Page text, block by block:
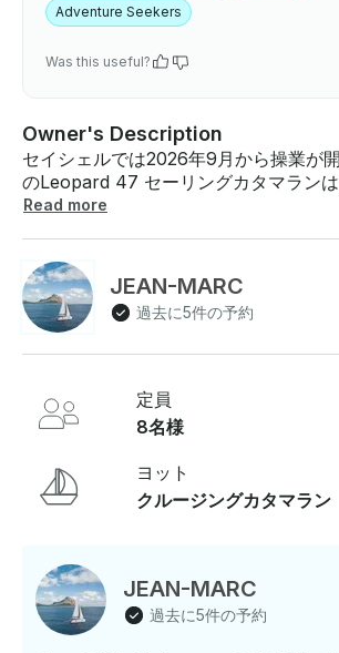
Adventure Seekers
Was this useful?
Owner's Description
セイシェルでは2026年9月から操業が
のLeopard 47 セーリングカタマラン
で最大 8 人の乗客を収容でき、長時間
数は8泊7泊です 。仕様定員 - :最大8人メーカー - :レオ
パードモデル: - 47 エンジン: -
ー: - キャプテン付属 - - - ゲスト用アメニティ空調温度
ーブン 、- 枕 、毛布、シャワー、シンク
- - 日焼け止め 、トイレ、タオル
Read more
JEAN-MARC
過去に5件の予約
定員
8名様
ヨット
クルージングカタマラン
JEAN-MARC
過去に5件の予約